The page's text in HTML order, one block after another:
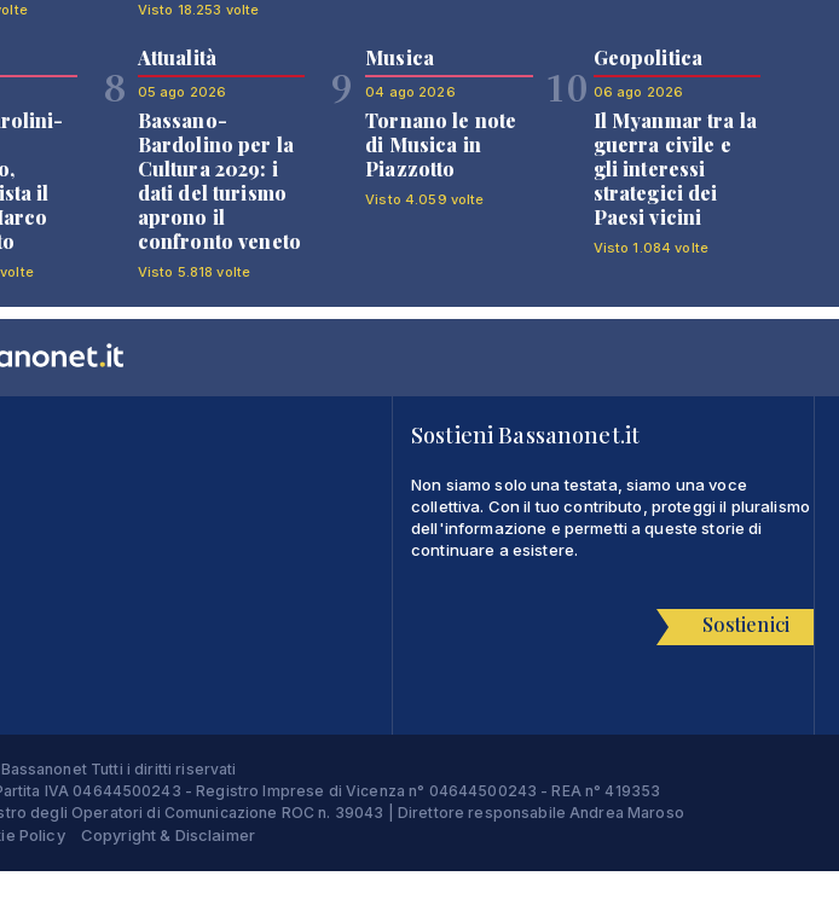
Visto 18.253 volte
il
8
Attualità
05 ago 2026
Bassano-
Bardolino per la
Cultura 2029: i
dati del turismo
aprono il
confronto veneto
Visto 5.818 volte
9
Musica
04 ago 2026
Tornano le note
di Musica in
Piazzotto
Visto 4.059 volte
10
Geopolitica
06 ago 2026
Il Myanmar tra la
guerra civile e
gli interessi
strategici dei
Paesi vicini
Visto 1.084 volte
Sostieni Bassanonet.it
Non siamo solo una testata, siamo una voce
collettiva. Con il tuo contributo, proteggi il pluralismo
dell'informazione e permetti a queste storie di
continuare a esistere.
Sostienici
Tutti i diritti riservati
IVA 04644500243 - Registro Imprese di Vicenza n° 04644500243 - REA n° 419353
degli Operatori di Comunicazione ROC n. 39043 | Direttore responsabile Andrea Maroso
Policy Copyright & Disclaimer